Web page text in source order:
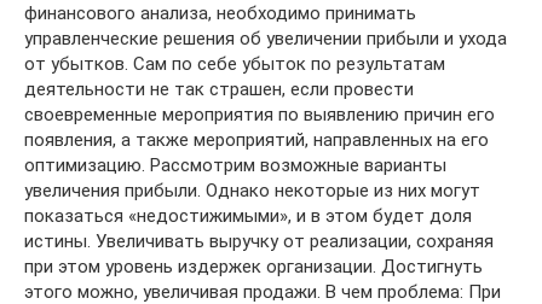
финансового анализа, необходимо принимать
управленческие решения об увеличении прибыли и ухода
от убытков. Сам по себе убыток по результатам
деятельности не так страшен, если провести
своевременные мероприятия по выявлению причин его
появления, а также мероприятий, направленных на его
оптимизацию. Рассмотрим возможные варианты
увеличения прибыли. Однако некоторые из них могут
показаться «недостижимыми», и в этом будет доля
истины. Увеличивать выручку от реализации, сохраняя
при этом уровень издержек организации. Достигнуть
этого можно, увеличивая продажи. В чем проблема: При